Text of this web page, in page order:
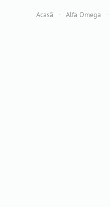
Acasă Alfa Omega